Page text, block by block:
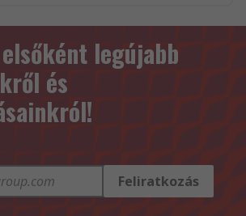
legújabb
és
Feliratkozás